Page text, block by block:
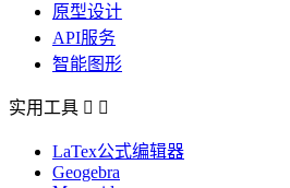
原型设计
API服务
智能图形
实用工具  
LaTex公式编辑器
Geogebra